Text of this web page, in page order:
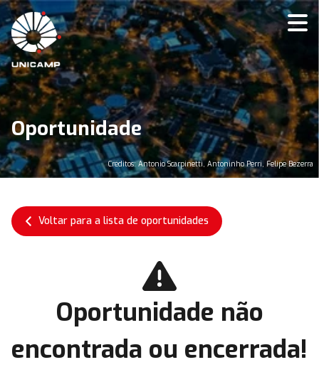
Oportunidade
Créditos: Antonio Scarpinetti, Antoninho Perri, Felipe Bezerra
Voltar para a lista de oportunidades
Oportunidade não
encontrada ou encerrada!